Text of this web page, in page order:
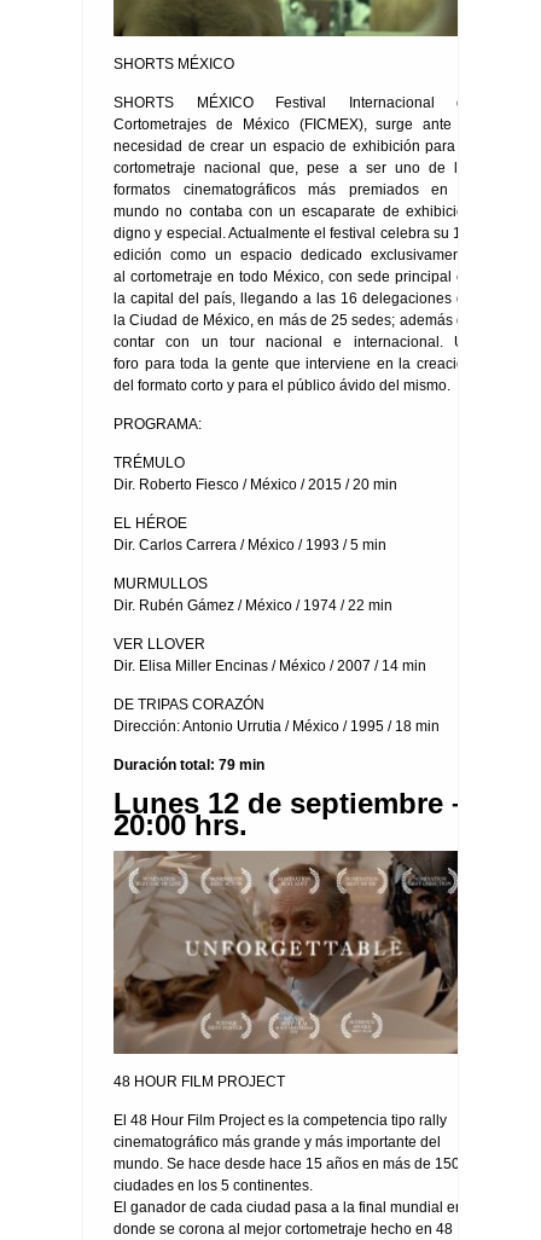
SHORTS MÉXICO
SHORTS MÉXICO Festival Internacional de
Cortometrajes de México (FICMEX), surge ante la
necesidad de crear un espacio de exhibición para el
cortometraje nacional que, pese a ser uno de los
formatos cinematográficos más premiados en el
mundo no contaba con un escaparate de exhibición
digno y especial. Actualmente el festival celebra su 11ª
edición como un espacio dedicado exclusivamente
al cortometraje en todo México, con sede principal en
la capital del país, llegando a las 16 delegaciones de
la Ciudad de México, en más de 25 sedes; además de
contar con un tour nacional e internacional. Un
foro para toda la gente que interviene en la creación
del formato corto y para el público ávido del mismo.
PROGRAMA:
TRÉMULO
Dir. Roberto Fiesco / México / 2015 / 20 min
EL HÉROE
Dir. Carlos Carrera / México / 1993 / 5 min
MURMULLOS
Dir. Rubén Gámez / México / 1974 / 22 min
VER LLOVER
Dir. Elisa Miller Encinas / México / 2007 / 14 min
DE TRIPAS CORAZÓN
Dirección: Antonio Urrutia / México / 1995 / 18 min
Duración total: 79 min
Lunes 12 de septiembre –
20:00 hrs.
48 HOUR FILM PROJECT
El 48 Hour Film Project es la competencia tipo rally
cinematográfico más grande y más importante del
mundo. Se hace desde hace 15 años en más de 150
ciudades en los 5 continentes.
El ganador de cada ciudad pasa a la final mundial en
donde se corona al mejor cortometraje hecho en 48